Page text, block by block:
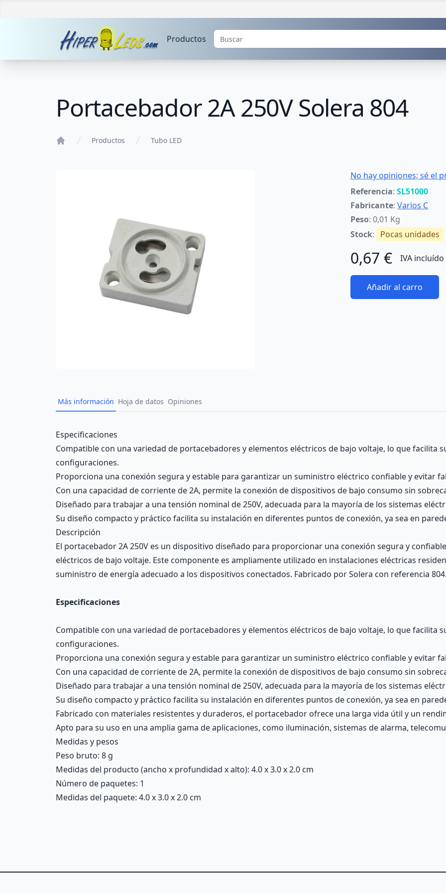
Productos
Portacebador 2A 250V Solera 804
Productos Tubo LED
No hay opiniones; sé el
Referencia: SL51000
Fabricante: Varios C
Peso: 0,01 Kg
Stock: Pocas unidades
0,67 € IVA incluído
Añadir al carro
Más información Hoja de datos Opiniones
Description
Especificaciones
Compatible con una variedad de portacebadores y elementos eléctricos de bajo voltaje, lo que facilita
configuraciones.
Proporciona una conexión segura y estable para garantizar un suministro eléctrico confiable y evitar
Con una capacidad de corriente de 2A, permite la conexión de dispositivos de bajo consumo sin
Diseñado para trabajar a una tensión nominal de 250V, adecuada para la mayoría de los sistemas
Su diseño compacto y práctico facilita su instalación en diferentes puntos de conexión, ya sea en
Descripción
El portacebador 2A 250V es un dispositivo diseñado para proporcionar una conexión segura y
eléctricos de bajo voltaje. Este componente es ampliamente utilizado en instalaciones eléctricas
suministro de energía adecuado a los dispositivos conectados. Fabricado por Solera con referencia 804.
Especificaciones
Compatible con una variedad de portacebadores y elementos eléctricos de bajo voltaje, lo que facilita
configuraciones.
Proporciona una conexión segura y estable para garantizar un suministro eléctrico confiable y evitar
Con una capacidad de corriente de 2A, permite la conexión de dispositivos de bajo consumo sin
Diseñado para trabajar a una tensión nominal de 250V, adecuada para la mayoría de los sistemas
Su diseño compacto y práctico facilita su instalación en diferentes puntos de conexión, ya sea en
Fabricado con materiales resistentes y duraderos, el portacebador ofrece una larga vida útil y un
Apto para su uso en una amplia gama de aplicaciones, como iluminación, sistemas de alarma,
Medidas y pesos
Peso bruto: 8 g
Medidas del producto (ancho x profundidad x alto): 4.0 x 3.0 x 2.0 cm
Número de paquetes: 1
Medidas del paquete: 4.0 x 3.0 x 2.0 cm